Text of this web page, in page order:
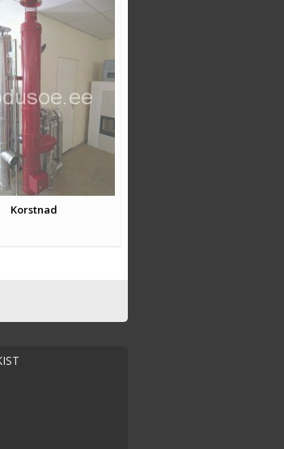
Korstnad